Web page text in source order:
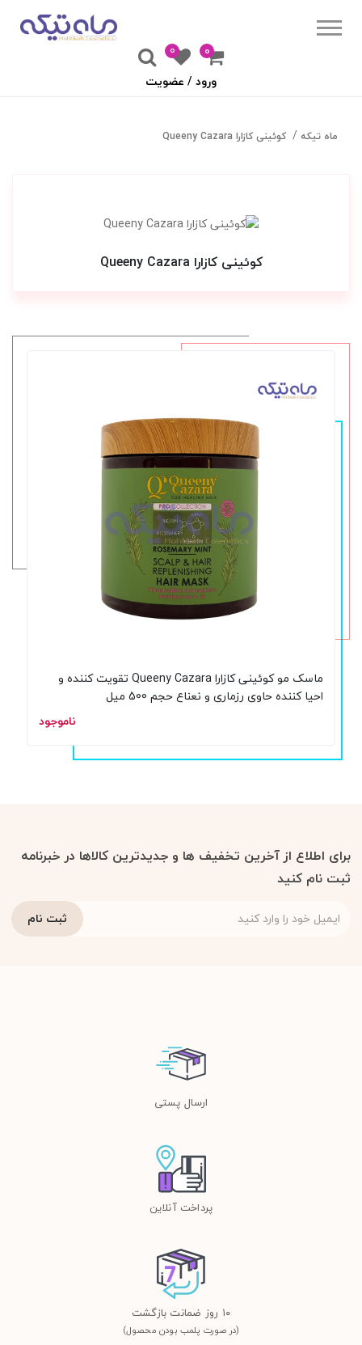
۰
0
ورود / عضویت
ماه تیکه کوئینی کازارا Queeny Cazara
کوئینی کازارا Queeny Cazara
ماسک مو کوئینی کازارا Queeny Cazara تقویت کننده و
احیا کننده حاوی رزماری و نعناع حجم 500 میل
ناموجود
برای اطلاع از آخرین تخفیف ها و جدیدترین کالاها در خبرنامه
ثبت نام کنید
ارسال پستی
پرداخت آنلاین
١٠ روز ضمانت بازگشت
(در صورت پلمب بودن محصول)